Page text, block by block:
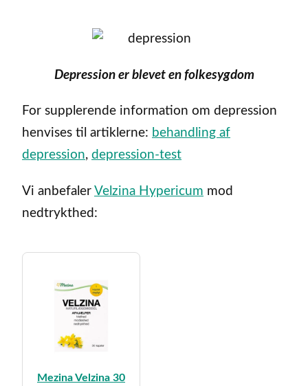
Depression er blevet en folkesygdom
For supplerende information om depression
henvises til artiklerne: behandling af
depression, depression-test
Vi anbefaler Velzina Hypericum mod
nedtrykthed:
Mezina Velzina 30